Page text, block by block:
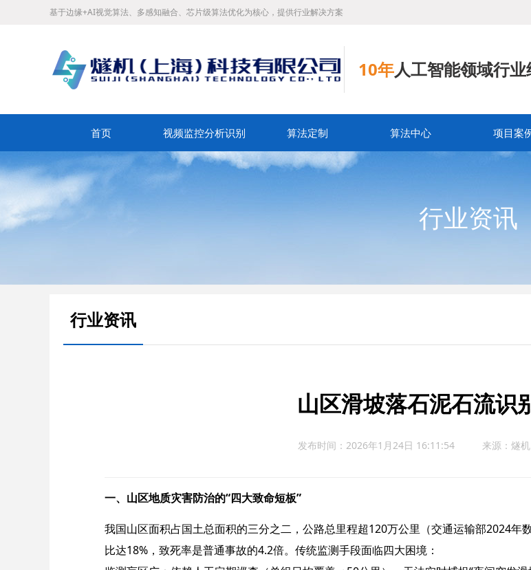
基于边缘+AI视觉算法、多感知融合、芯片级算法优化为核心，提供行业解决方案
10年人工智能领域行业
首页 视频监控分析识别 算法定制 算法中心 项目案
行业资讯
行业资讯
山区滑坡落石泥石流识
发布时间：2026年1月24日 16:11:54 来源： 燧
一、山区地质灾害防治的“四大致命短板”​
我国山区面积占国土总面积的三分之二，公路总里程超120万公里（交通运输部2024
比达18%，致死率是普通事故的4.2倍。传统监测手段面临四大困境：